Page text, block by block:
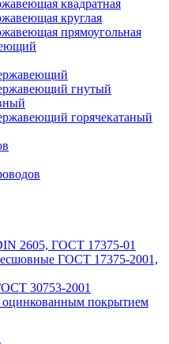
квадратная
круглая
прямоугольная
гнутый
горячекатаный
2605, ГОСТ 17375-01
ГОСТ 17375-2001,
30753-2001
покрытием